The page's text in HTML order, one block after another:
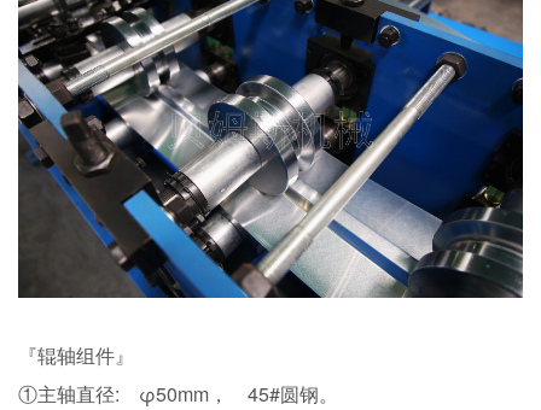
『辊轴组件』
①主轴直径: φ50mm， 45#圆钢。